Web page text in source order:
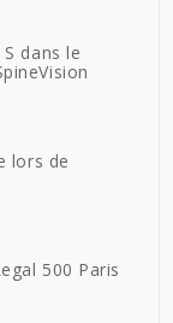
dans le
lors de
500 Paris